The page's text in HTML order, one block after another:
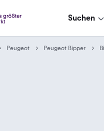
Suchen
Peugeot Peugeot Bipper